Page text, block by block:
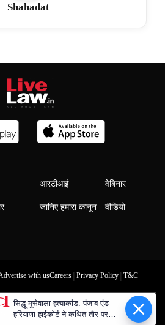
Shahadat
आरटीआई
जानिए हमारा कानून
वेबिनार
वीडियो
with usCareers| Privacy Policy| T&C
सिद्धू मूसेवाला हत्याकांड: पंजाब एंड
हरियाणा हाईकोर्ट ने कथित तौर पर